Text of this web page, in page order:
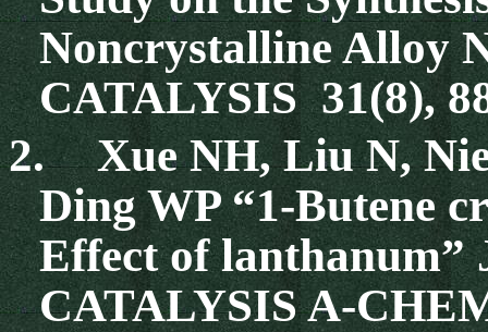
Noncrystalline Alloy
CATALYSIS 31(8),
2.
Xue NH, Liu N,
Ding WP “1-Butene
Effect of
CATALYSIS A-